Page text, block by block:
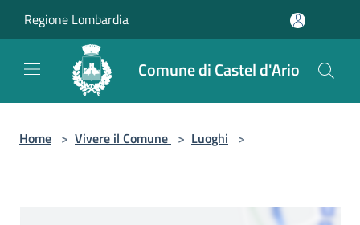
Regione Lombardia
Comune di Castel d'Ario
Home > Vivere il Comune > Luoghi >